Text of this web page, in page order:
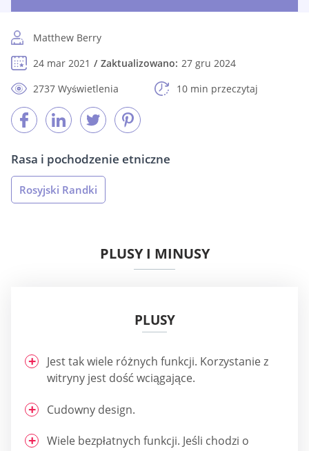
Matthew Berry
24 mar 2021
Zaktualizowano: 27 gru 2024
2737 Wyświetlenia
10 min przeczytaj
Rasa i pochodzenie etniczne
Rosyjski Randki
PLUSY I MINUSY
PLUSY
Jest tak wiele różnych funkcji. Korzystanie z
witryny jest dość wciągające.
Cudowny design.
Wiele bezpłatnych funkcji. Jeśli chodzi o